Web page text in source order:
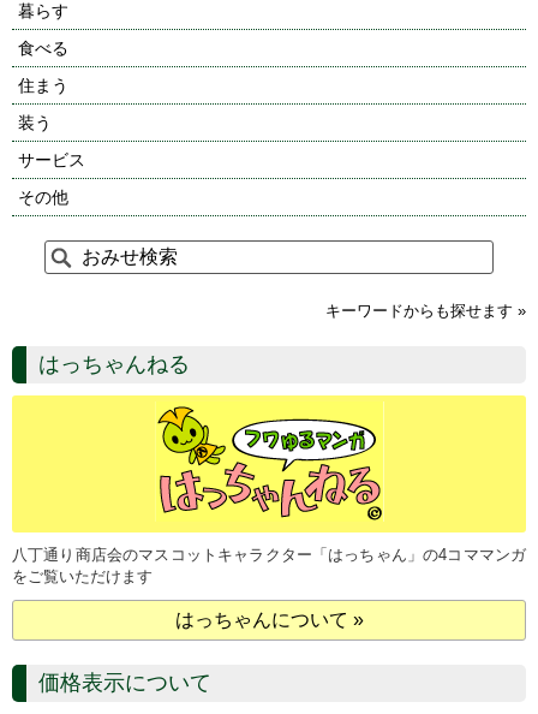
暮らす
食べる
住まう
装う
サービス
その他
キーワードからも探せます »
はっちゃんねる
八丁通り商店会のマスコットキャラクター「はっちゃん」の4コママンガ
をご覧いただけます
はっちゃんについて »
価格表示について